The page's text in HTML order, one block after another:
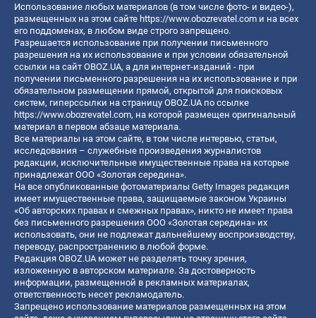
Использование любых материалов (в том числе фото- и видео-),
размещенных на этом сайте https://www.obozrevatel.com и на всех
его поддоменах, в любом виде строго запрещено.
Разрешается использование при получении письменного
разрешения на их использование и при условии обязательной
ссылки на сайт OBOZ.UA, а для интернет-изданий - при
получении письменного разрешения на их использование и при
обязательном размещении прямой, открытой для поисковых
систем, гиперссылки на страницу OBOZ.UA по ссылке
https://www.obozrevatel.com, на которой размещен оригинальный
материал в первом абзаце материала.
Все материалы на этом сайте, в том числе интервью, статьи,
исследования – служебные произведения журналистов
редакции, исключительные имущественные права на которые
принадлежат ООО «Золотая середина».
На все опубликованные фотоматериалы Getty Images редакция
имеет имущественные права, защищаемые законом Украины
«Об авторских правах и смежных правах», никто не имеет права
без письменного разрешения ООО «Золотая середина» их
использовать, они не подлежат дальнейшему воспроизводству,
переводу, распространению в любой форме.
Редакция OBOZ.UA может не разделять точку зрения,
изложенную в авторском материале. За достоверность
информации, размещенной в рекламных материалах,
ответственность несет рекламодатель.
Запрещено использование материалов размещенных на этом